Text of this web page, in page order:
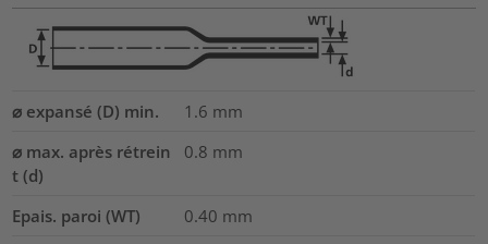
⌀ expansé (D) min. 1.6 mm
⌀ max. après rétrein
t (d)
0.8 mm
Epais. paroi (WT) 0.40 mm